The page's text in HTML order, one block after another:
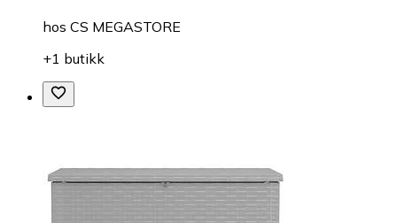
hos CS MEGASTORE
+1 butikk